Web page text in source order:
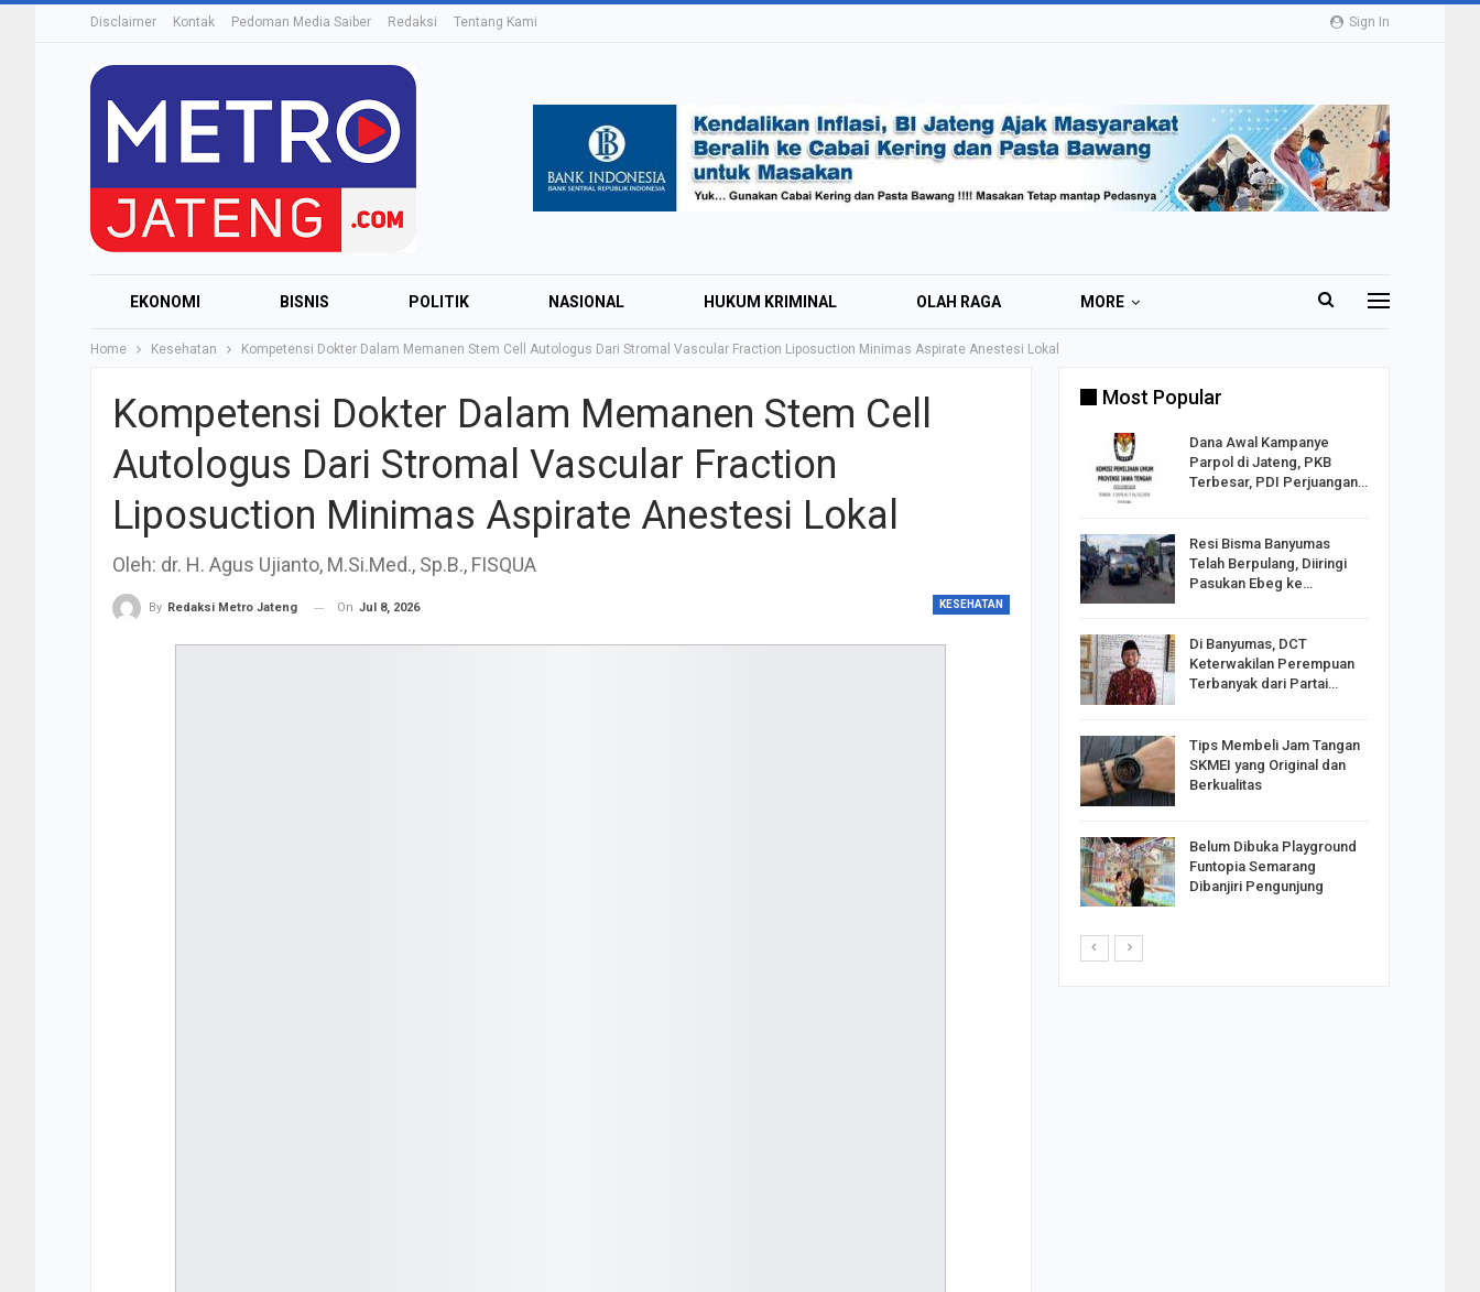
Sign In
Disclaimer Kontak Pedoman Media Saiber Redaksi Tentang Kami
EKONOMI BISNIS POLITIK NASIONAL HUKUM KRIMINAL OLAH RAGA MORE
Home Kesehatan Kompetensi Dokter Dalam Memanen Stem Cell Autologus Dari Stromal Vascular Fraction Liposuction Minimas Aspirate Anestesi Lokal
Kompetensi Dokter Dalam Memanen Stem Cell
Autologus Dari Stromal Vascular Fraction
Liposuction Minimas Aspirate Anestesi Lokal
​Oleh: dr. H. Agus Ujianto, M.Si.Med., Sp.B., FISQUA
KESEHATAN
By Redaksi Metro Jateng On Jul 8, 2026
Most Popular
dengan…
Perjuangan…
Dana Awal Kampanye
Parpol di Jateng, PKB
Terbesar, PDI Perjuangan…
Resi Bisma Banyumas
Telah Berpulang, Diiringi
Pasukan Ebeg ke…
Di Banyumas, DCT
Keterwakilan Perempuan
Terbanyak dari Partai…
Tips Membeli Jam Tangan
SKMEI yang Original dan
Berkualitas
Belum Dibuka Playground
Funtopia Semarang
Dibanjiri Pengunjung